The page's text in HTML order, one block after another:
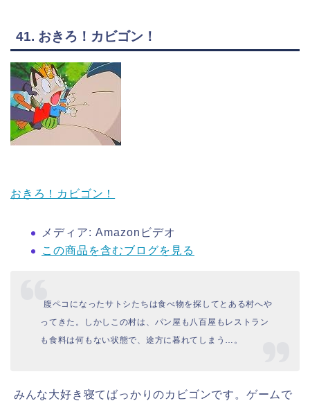
41. おきろ！カビゴン！
おきろ！カビゴン！
メディア: Amazonビデオ
この商品を含むブログを見る
腹ペコになったサトシたちは食べ物を探してとある村へや
ってきた。しかしこの村は、パン屋も八百屋もレストラン
も食料は何もない状態で、途方に暮れてしまう…。
みんな大好き寝てばっかりのカビゴンです。ゲームで